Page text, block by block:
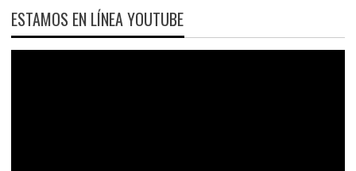
ESTAMOS EN LÍNEA YOUTUBE